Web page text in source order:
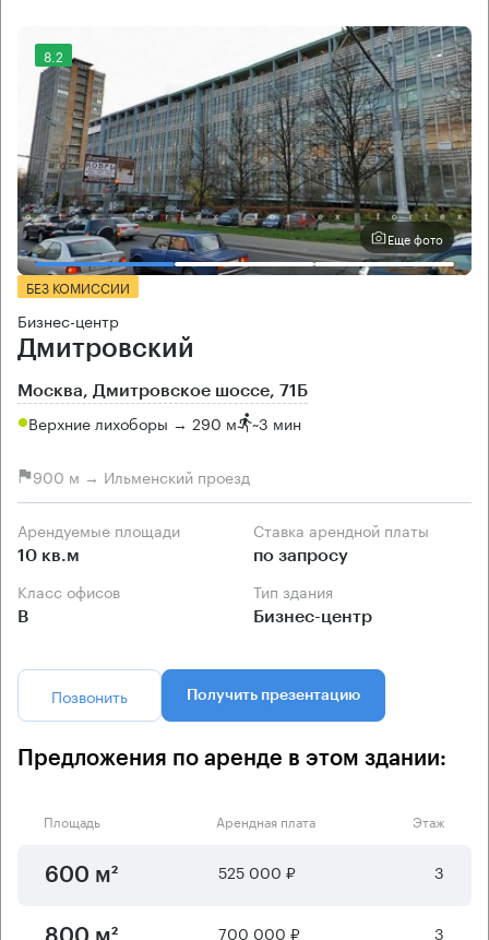
8.2
Еще фото
БЕЗ КОМИССИИ
Бизнес-центр
Дмитровский
Москва, Дмитровское шоссе, 71Б
Верхние лихоборы → 290 м ~3 мин
900 м → Ильменский проезд
Арендуемые площади
10 кв.м
Ставка арендной платы
по запросу
Класс офисов
B
Тип здания
Бизнес-центр
Позвонить Получить презентацию
Предложения по аренде в этом здании:
Площадь Арендная плата Этаж
600 м² 525 000 ₽ 3
700 000 ₽ 3